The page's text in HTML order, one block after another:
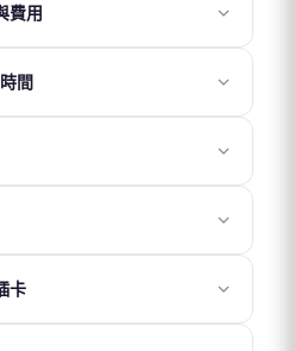
送電子收據至您的信箱。
據，無法拆分。
，無法更改。
總金額為準（含運費及折扣後
費用
～3 天
約 2～3 天
）：約 3～5 天
況為準。
間
，請先檢查垃圾郵件匣。
可依手機卡槽大小拆取使用。
卡